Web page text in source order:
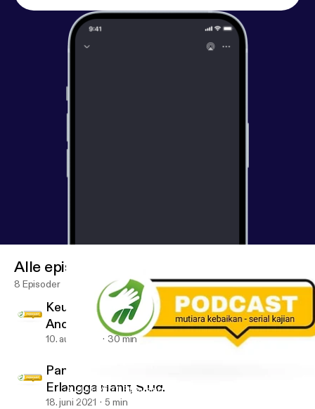
Audio LIVE YT Streaming - Keutamaan Qurban - Ustadz Hawari,
#MutiaraSurga
Alle episoder
8 Episoder
Keutamaan Bulan Muharram - Ustadz Ujang
Andi Yusuf, Lc., M.Pd.
10. aug. 2021 30 min
Panduan Harian Ramadhan - Ustadz
Erlangga Hanif, S.Ud.
18. juni 2021 5 min